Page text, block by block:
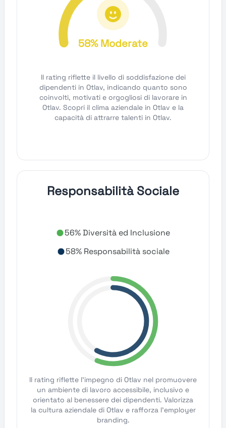
58% Moderate
Il rating riflette il livello di soddisfazione dei
dipendenti in Otlav, indicando quanto sono
coinvolti, motivati e orgogliosi di lavorare in
Otlav. Scopri il clima aziendale in Otlav e la
capacità di attrarre talenti in Otlav.
Responsabilità Sociale
56% Diversità ed Inclusione
58% Responsabilità sociale
Il rating riflette l'impegno di Otlav nel promuovere
un ambiente di lavoro accessibile, inclusivo e
orientato al benessere dei dipendenti. Valorizza
la cultura aziendale di Otlav e rafforza l'employer
branding.